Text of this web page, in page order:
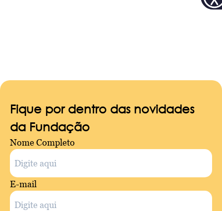
Fique por dentro das novidades
da Fundação
Nome Completo
E-mail